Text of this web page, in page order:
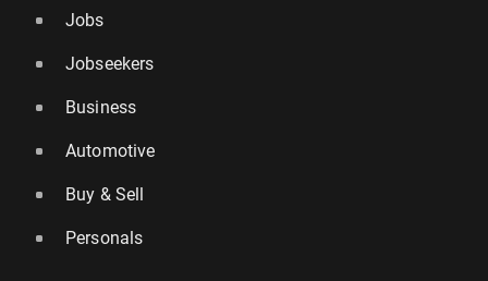
Jobs
Jobseekers
Business
Automotive
Buy & Sell
Personals